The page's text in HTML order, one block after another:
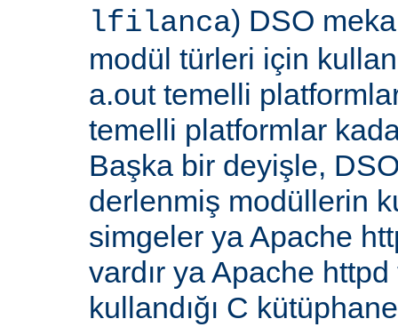
lfilanca) DSO
modül türleri için
a.out temelli
temelli platformlar
Başka bir deyişle,
derlenmiş modüllerin
simgeler ya Apache
vardır ya Apache
kullandığı C